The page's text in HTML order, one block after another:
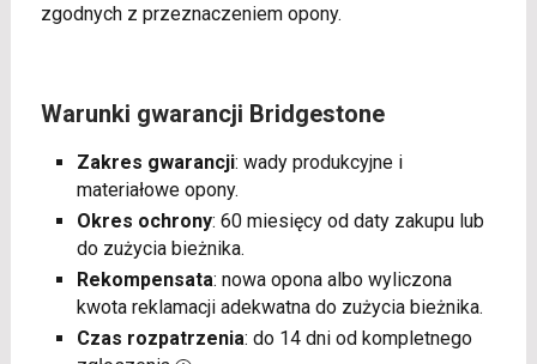
zgodnych z przeznaczeniem opony.
Warunki gwarancji Bridgestone
Zakres gwarancji: wady produkcyjne i
materiałowe opony.
Okres ochrony: 60 miesięcy od daty zakupu lub
do zużycia bieżnika.
Rekompensata: nowa opona albo wyliczona
kwota reklamacji adekwatna do zużycia bieżnika.
Czas rozpatrzenia: do 14 dni od kompletnego